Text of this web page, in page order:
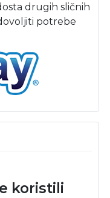
drugih sličnih
potrebe
koristili